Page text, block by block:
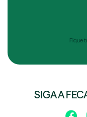
Fique
SIGA A